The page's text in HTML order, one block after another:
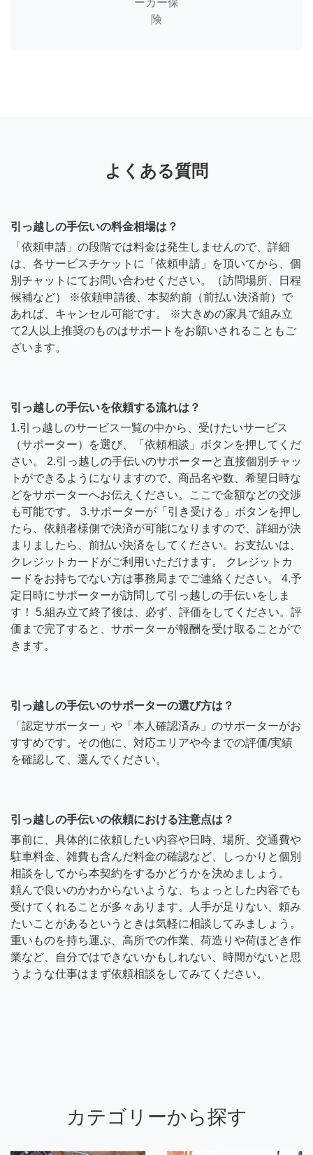
ーカー保
険
よくある質問
引っ越しの手伝いの料金相場は？
「依頼申請」の段階では料金は発生しませんので、詳細
は、各サービスチケットに「依頼申請」を頂いてから、個
別チャットにてお問い合わせください。（訪問場所、日程
候補など） ※依頼申請後、本契約前（前払い決済前）で
あれば、キャンセル可能です。 ※大きめの家具で組み立
て2人以上推奨のものはサポートをお願いされることもご
ざいます。
引っ越しの手伝いを依頼する流れは？
1.引っ越しのサービス一覧の中から、受けたいサービス
（サポーター）を選び、「依頼相談」ボタンを押してくだ
さい。 2.引っ越しの手伝いのサポーターと直接個別チャッ
トができるようになりますので、商品名や数、希望日時な
どをサポーターへお伝えください。ここで金額などの交渉
も可能です。 3.サポーターが「引き受ける」ボタンを押し
たら、依頼者様側で決済が可能になりますので、詳細が決
まりましたら、前払い決済をしてください。お支払いは、
クレジットカードがご利用いただけます。 クレジットカ
ードをお持ちでない方は事務局までご連絡ください。 4.予
定日時にサポーターが訪問して引っ越しの手伝いをしま
す！ 5.組み立て終了後は、必ず、評価をしてください。評
価まで完了すると、サポーターが報酬を受け取ることがで
きます。
引っ越しの手伝いのサポーターの選び方は？
「認定サポーター」や「本人確認済み」のサポーターがお
すすめです。その他に、対応エリアや今までの評価/実績
を確認して、選んでください。
引っ越しの手伝いの依頼における注意点は？
事前に、具体的に依頼したい内容や日時、場所、交通費や
駐車料金、雑費も含んだ料金の確認など、しっかりと個別
相談をしてから本契約をするかどうかを決めましょう。
頼んで良いのかわからないような、ちょっとした内容でも
受けてくれることが多々あります。人手が足りない、頼み
たいことがあるというときは気軽に相談してみましょう。
重いものを持ち運ぶ、高所での作業、荷造りや荷ほどき作
業など、自分ではできないかもしれない、時間がないと思
うような仕事はまず依頼相談をしてみてください。
カテゴリーから探す